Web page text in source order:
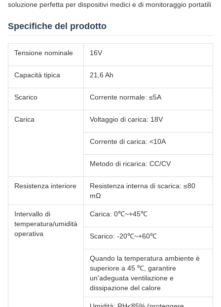
soluzione perfetta per dispositivi medici e di monitoraggio portatili
Specifiche del prodotto
Tensione nominale 16V
Capacità tipica 21,6 Ah
Scarico Corrente normale: ≤5A
Carica Voltaggio di carica: 18V
Corrente di carica: <10A
Metodo di ricarica: CC/CV
Resistenza interiore
Resistenza interna di scarica: ≤80
mΩ
Intervallo di
temperatura/umidità
operativa
Carica: 0℃~+45℃
Scarico: -20℃~+60℃
Quando la temperatura ambiente è
superiore a 45 ℃, garantire
un'adeguata ventilazione e
dissipazione del calore